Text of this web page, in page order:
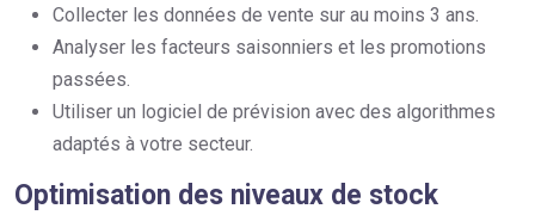
Collecter les données de vente sur au moins 3 ans.
Analyser les facteurs saisonniers et les promotions
passées.
Utiliser un logiciel de prévision avec des algorithmes
adaptés à votre secteur.
Optimisation des niveaux de stock